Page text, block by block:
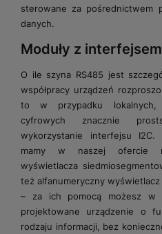
sterowane za pośrednictwem
danych.
Moduły z
O ile szyna RS485 jest
współpracy urządzeń
to w przypadku lokalnych,
cyfrowych znacznie
wykorzystanie interfejsu I2C.
mamy w naszej ofercie
wyświetlacza
też alfanumeryczny
– za ich pomocą możesz w
projektowane urządzenie o
rodzaju informacji, bez